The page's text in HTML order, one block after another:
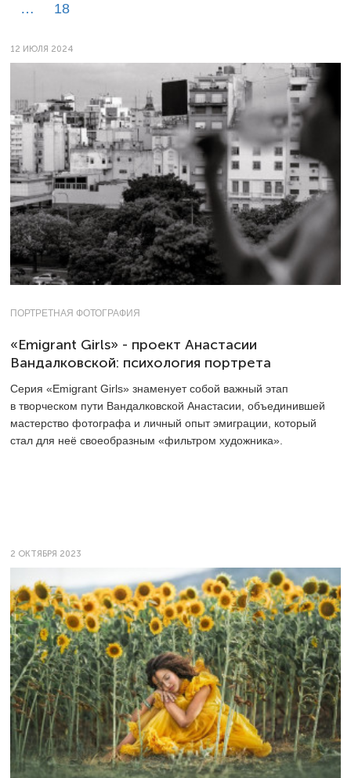
… 18
12 ИЮЛЯ 2024
ПОРТРЕТНАЯ ФОТОГРАФИЯ
«Emigrant Girls» - проект Анастасии
Вандалковской: психология портрета
Серия «Emigrant Girls» знаменует собой важный этап
в творческом пути Вандалковской Анастасии, объединившей
мастерство фотографа и личный опыт эмиграции, который
стал для неё своеобразным «фильтром художника».
2 ОКТЯБРЯ 2023